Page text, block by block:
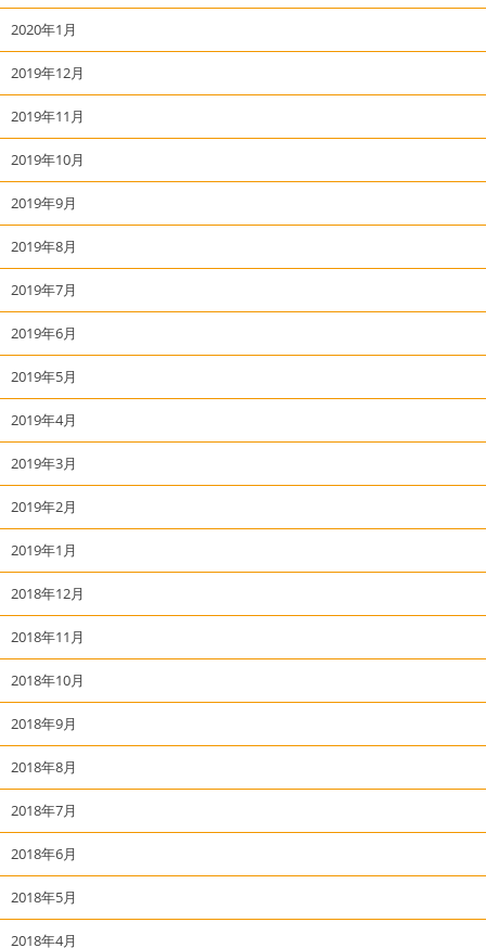
2020年1月
2019年12月
2019年11月
2019年10月
2019年9月
2019年8月
2019年7月
2019年6月
2019年5月
2019年4月
2019年3月
2019年2月
2019年1月
2018年12月
2018年11月
2018年10月
2018年9月
2018年8月
2018年7月
2018年6月
2018年5月
2018年4月